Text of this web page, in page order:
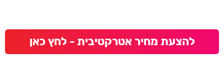
להצעת מחיר אטרקטיבית - לחץ כאן